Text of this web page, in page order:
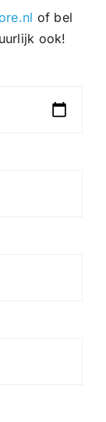
of bel
ook!